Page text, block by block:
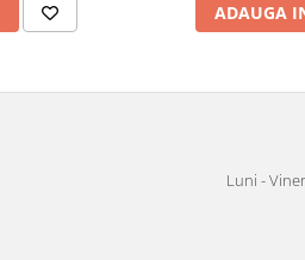
ADAUGA
Luni -